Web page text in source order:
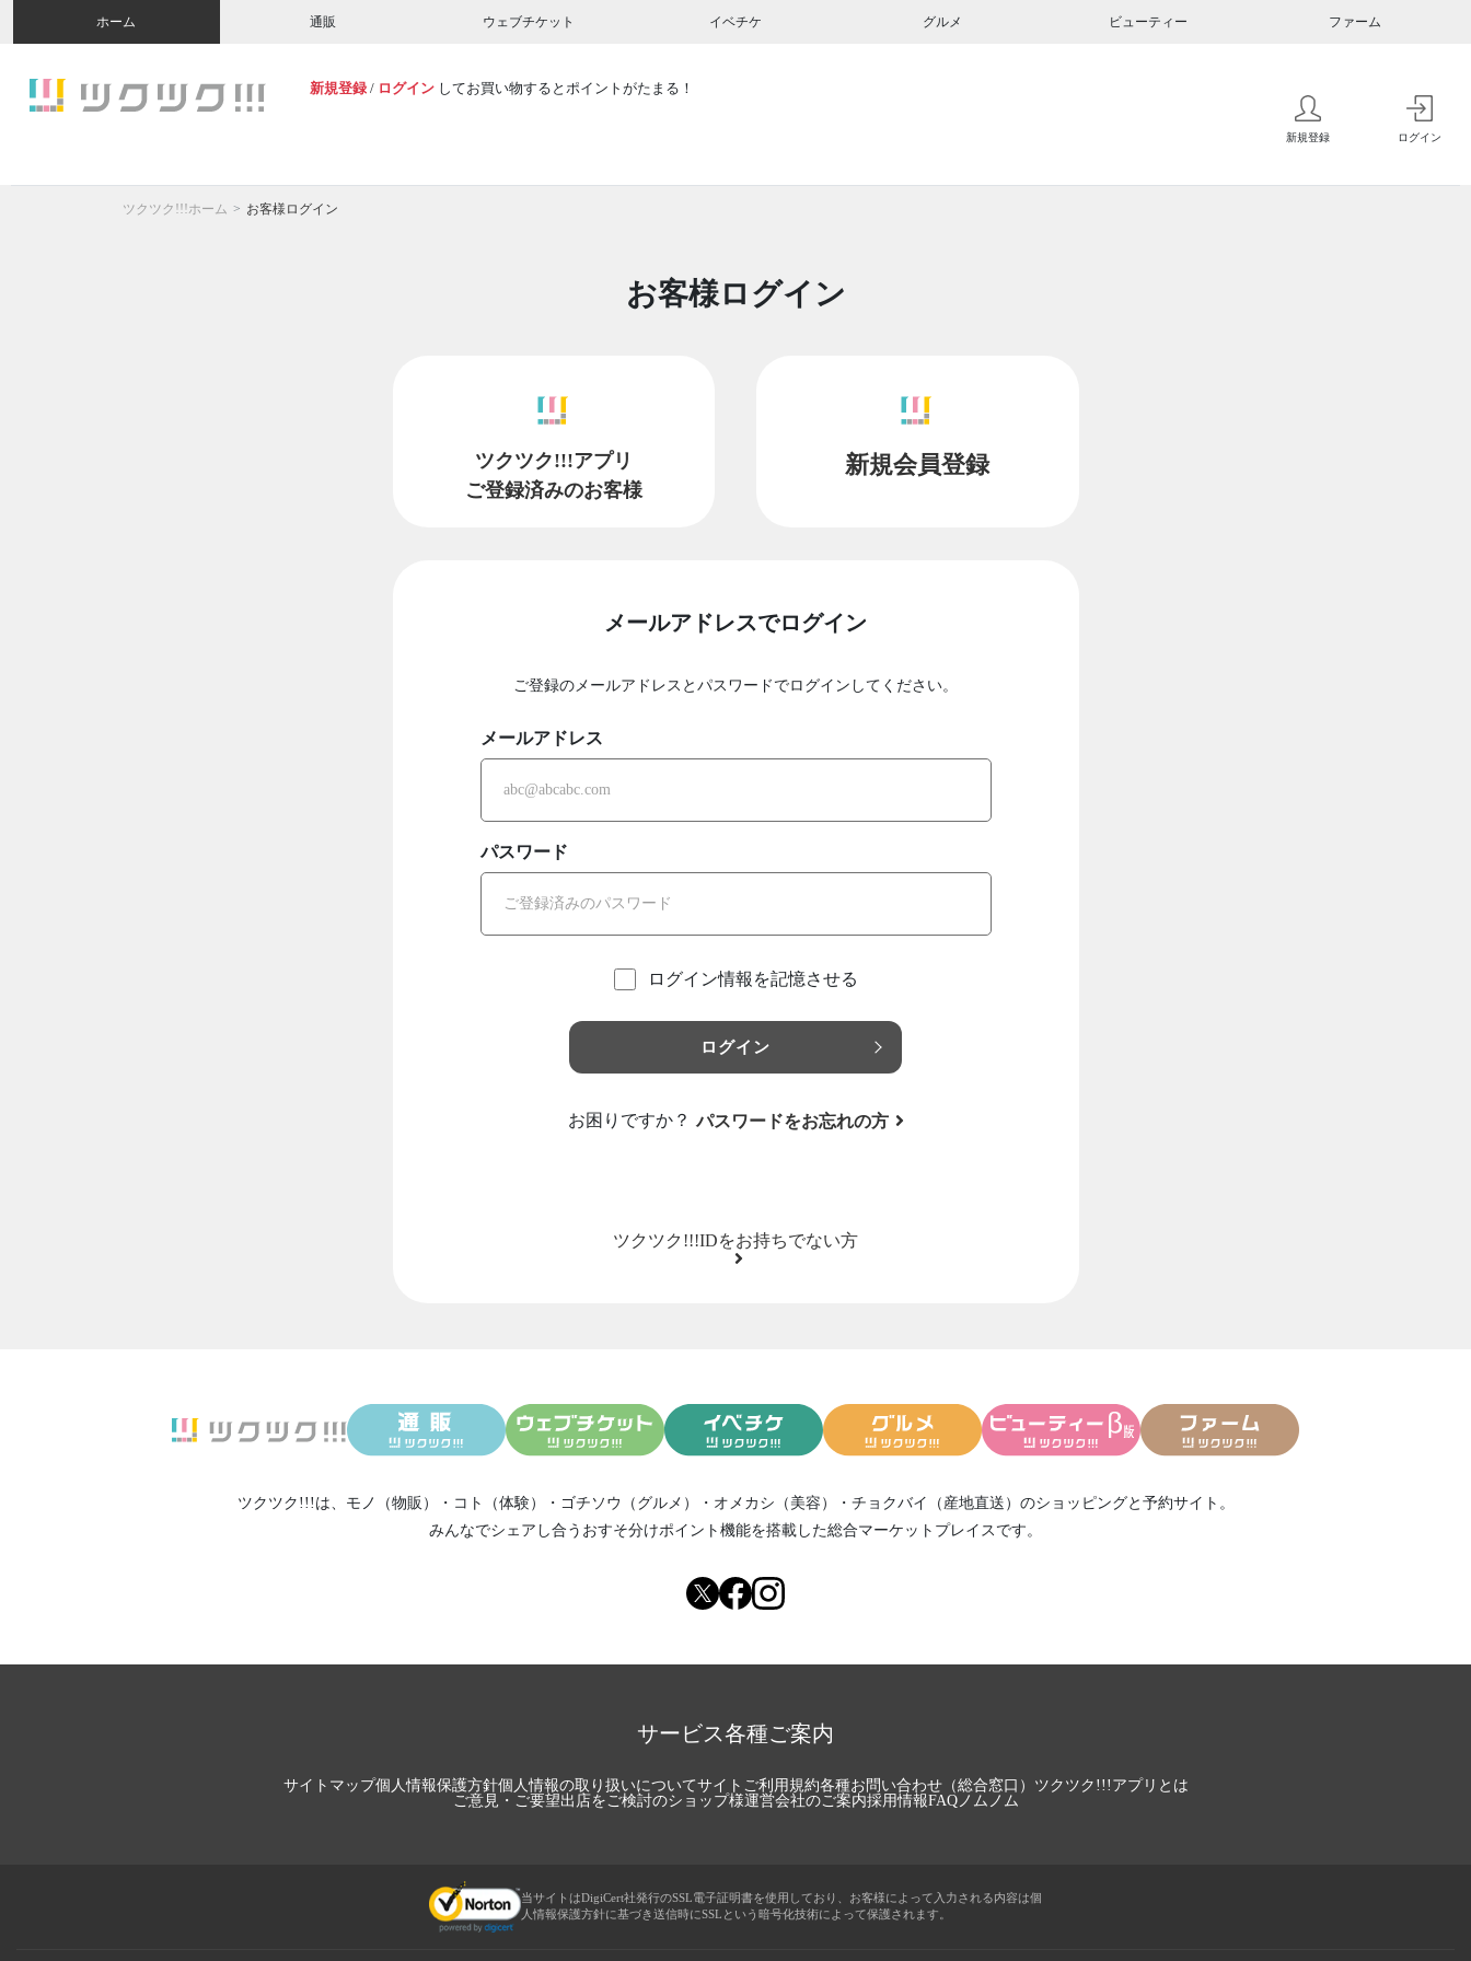
ホーム 通販 ウェブチケット イベチケ グルメ ビューティー ファーム
新規登録 / ログイン してお買い物するとポイントがたまる！
新規登録 ログイン
ツクツク!!!ホーム お客様ログイン
お客様ログイン
ツクツク!!!アプリ
ご登録済みのお客様
新規会員登録
メールアドレスでログイン
ご登録のメールアドレスとパスワードでログインしてください。
メールアドレス
パスワード
ログイン情報を記憶させる
ログイン
お困りですか？ パスワードをお忘れの方
ツクツク!!!IDをお持ちでない方
ツクツク!!!は、 モノ（物販） ・ コト（体験） ・ ゴチソウ（グルメ） ・ オメカシ（美容） ・ チョクバイ（産地直送） のショッピングと予約サイト。
みんなでシェアし合う おすそ分けポイント機能を搭載した総合マーケットプレイスです。
サービス各種ご案内
サイトマップ個人情報保護方針個人情報の取り扱いについてサイトご利用規約各種お問い合わせ（総合窓口） ツクツク!!!アプリとは
ご意見・ご要望出店をご検討のショップ様運営会社のご案内採用情報FAQノムノム
当サイトはDigiCert社発行のSSL電子証明書を使用しており、お客様によって入力される内容は個
人情報保護方針に基づき送信時にSSLという暗号化技術によって保護されます。